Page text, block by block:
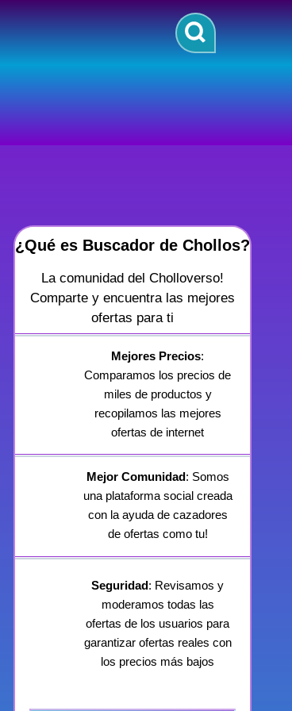
¿Qué es Buscador de Chollos?
La comunidad del Cholloverso!
Comparte y encuentra las mejores
ofertas para ti
Mejores Precios:
Comparamos los precios de
miles de productos y
recopilamos las mejores
ofertas de internet
Mejor Comunidad: Somos
una plataforma social creada
con la ayuda de cazadores
de ofertas como tu!
Seguridad: Revisamos y
moderamos todas las
ofertas de los usuarios para
garantizar ofertas reales con
los precios más bajos